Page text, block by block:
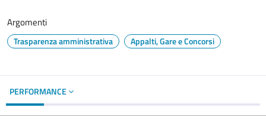
Argomenti
Trasparenza amministrativa Appalti, Gare e Concorsi
PERFORMANCE